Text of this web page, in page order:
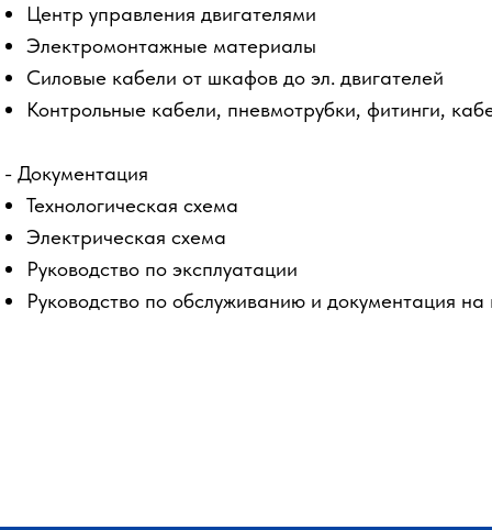
Центр управления двигателями
Электромонтажные материалы
Силовые кабели от шкафов до эл. двигателей
Контрольные кабели, пневмотрубки, фитинги,
- Документация
Технологическая схема
Электрическая схема
Руководство по эксплуатации
Руководство по обслуживанию и документация